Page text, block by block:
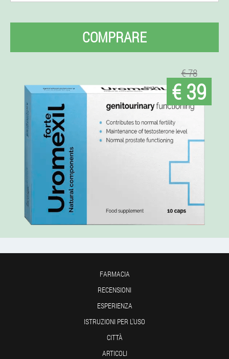
COMPRARE
€ 78
€ 39
FARMACIA
RECENSIONI
ESPERIENZA
ISTRUZIONI PER L'USO
CITTÀ
ARTICOLI